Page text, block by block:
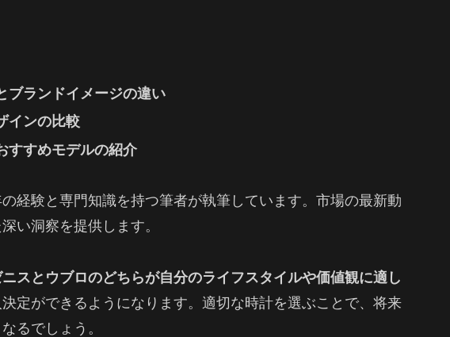
ブランドイメージの違い
インの比較
すすめモデルの紹介
経験と専門知識を持つ筆者が執筆しています。市場の最新動
い洞察を提供します。
ニスとウブロのどちらが自分のライフスタイルや価値観に適し
定ができるようになります。適切な時計を選ぶことで、将来
るでしょう。